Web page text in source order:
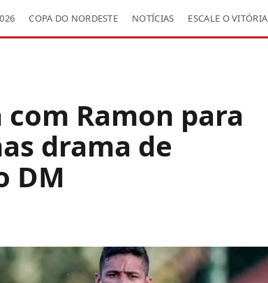
COPA DO NORDESTE NOTÍCIAS ESCALE O VITÓRIA
Ramon para
drama de
DM